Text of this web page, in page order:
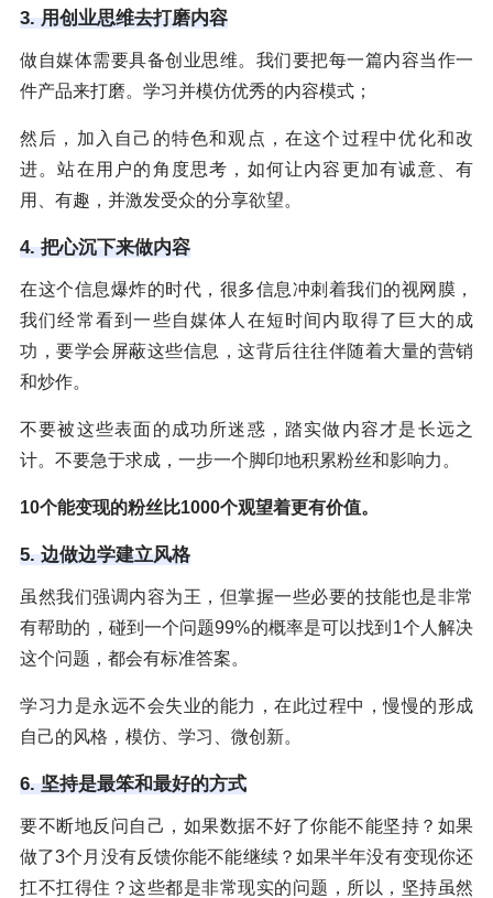
3. 用创业思维去打磨内容
做自媒体需要具备创业思维。我们要把每一篇内容当作一
件产品来打磨。学习并模仿优秀的内容模式；
然后，加入自己的特色和观点，在这个过程中优化和改
进。站在用户的角度思考，如何让内容更加有诚意、有
用、有趣，并激发受众的分享欲望。
4. 把心沉下来做内容
在这个信息爆炸的时代，很多信息冲刺着我们的视网膜，
我们经常看到一些自媒体人在短时间内取得了巨大的成
功，要学会屏蔽这些信息，这背后往往伴随着大量的营销
和炒作。
不要被这些表面的成功所迷惑，踏实做内容才是长远之
计。不要急于求成，一步一个脚印地积累粉丝和影响力。
10个能变现的粉丝比1000个观望着更有价值。
5. 边做边学建立风格
虽然我们强调内容为王，但掌握一些必要的技能也是非常
有帮助的，碰到一个问题99%的概率是可以找到1个人解决
这个问题，都会有标准答案。
学习力是永远不会失业的能力，在此过程中，慢慢的形成
自己的风格，模仿、学习、微创新。
6. 坚持是最笨和最好的方式
要不断地反问自己，如果数据不好了你能不能坚持？如果
做了3个月没有反馈你能不能继续？如果半年没有变现你还
扛不扛得住？这些都是非常现实的问题，所以，坚持虽然